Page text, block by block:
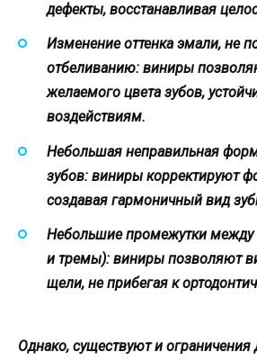
дефекты, восстанавливая
Изменение оттенка эмали, не
отбеливанию: виниры
желаемого цвета зубов,
воздействиям.
Небольшая неправильная
зубов: виниры корректируют
создавая гармоничный вид
Небольшие промежутки между
и тремы): виниры позволяют
щели, не прибегая к
Однако, существуют и ограничения